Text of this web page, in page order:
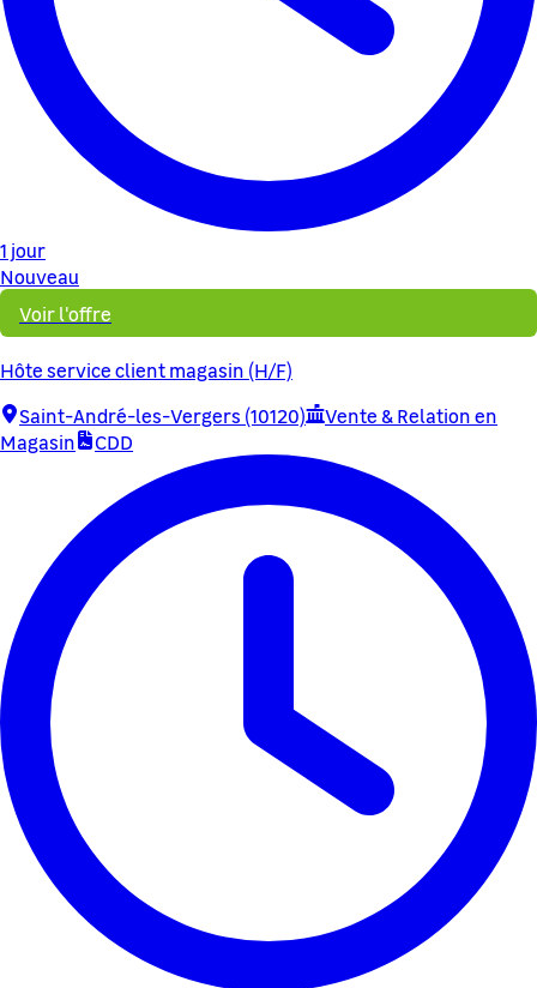
1 jour
Nouveau
Voir l'offre
Hôte service client magasin (H/F)
Saint-André-les-Vergers (10120)
Vente & Relation en
Magasin
CDD